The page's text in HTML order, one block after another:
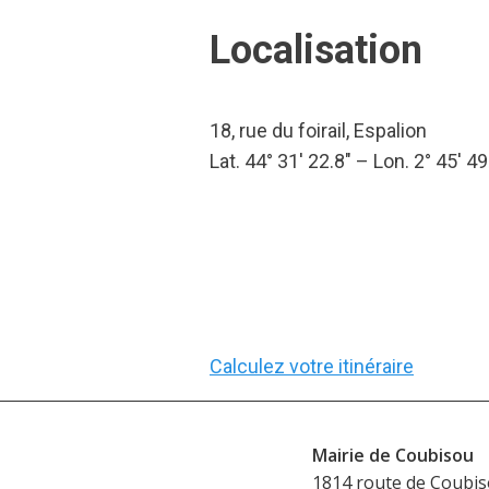
Localisation
18, rue du foirail, Espalion
Lat. 44° 31′ 22.8″ – Lon. 2° 45′
Calculez votre itinéraire
Mairie de Coubisou
1814 route de